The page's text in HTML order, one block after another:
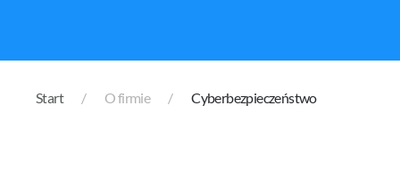
Start O firmie Cyberbezpieczeństwo